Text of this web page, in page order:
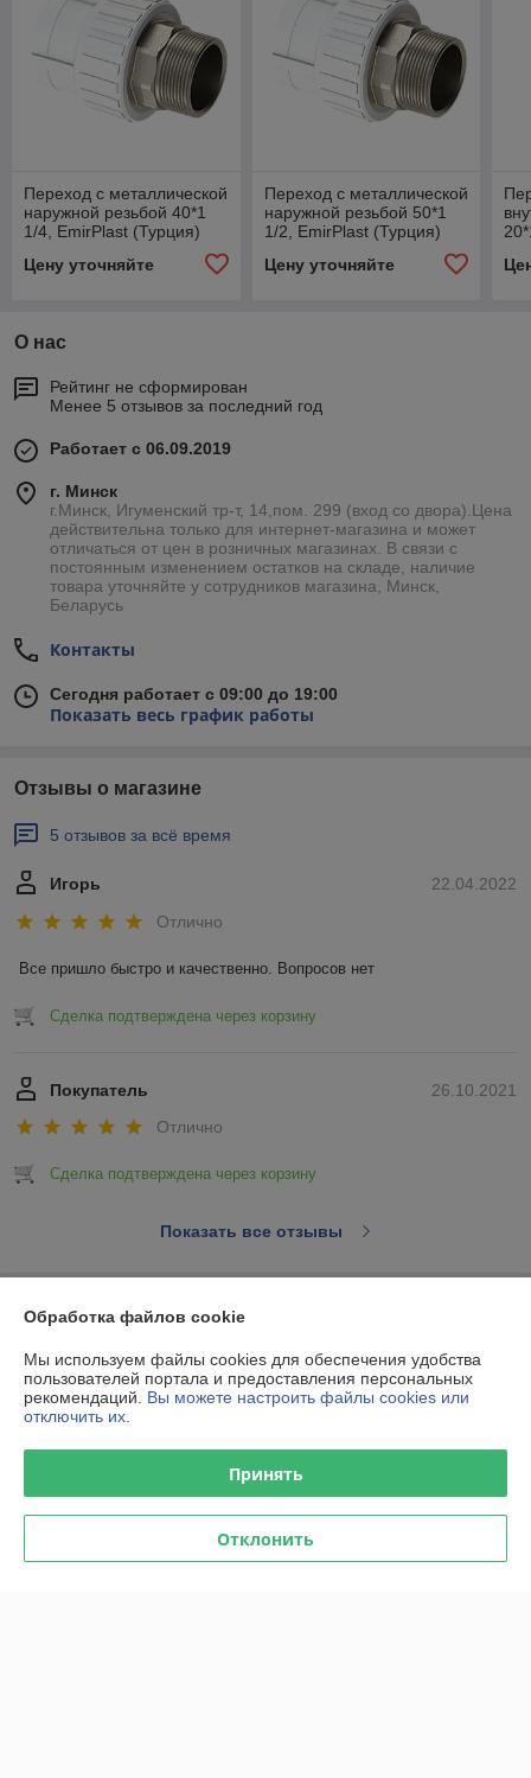
Переход с металлической
наружной резьбой 40*1
1/4, EmirPlast (Турция)
Цену уточняйте
Переход с металлической
наружной резьбой 50*1
1/2, EmirPlast (Турция)
Цену уточняйте
О нас
Рейтинг не сформирован
Менее 5 отзывов за последний год
Работает с 06.09.2019
г. Минск
г.Минск, Игуменский тр-т, 14,пом. 299 (вход со двора).Цена
действительна только для интернет-магазина и может
отличаться от цен в розничных магазинах. В связи с
постоянным изменением остатков на складе, наличие
товара уточняйте у сотрудников магазина, Минск,
Беларусь
Контакты
Сегодня работает с 09:00 до 19:00
Показать весь график работы
Отзывы о магазине
5 отзывов за всё время
22.04.2022
Игорь
Отлично
Все пришло быстро и качественно. Вопросов нет
Сделка подтверждена через корзину
26.10.2021
Покупатель
Отлично
Сделка подтверждена через корзину
Показать все отзывы
О нас
Контакты
Доставка и оплата
Обработка файлов cookie
Мы используем файлы cookies для обеспечения удобства
пользователей портала и предоставления персональных
рекомендаций. Вы можете настроить файлы cookies или
отключить их.
Принять
Отклонить